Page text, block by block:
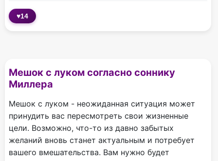
♥14
Мешок с луком согласно соннику
Миллера
Мешок с луком - неожиданная ситуация может
принудить вас пересмотреть свои жизненные
цели. Возможно, что-то из давно забытых
желаний вновь станет актуальным и потребует
вашего вмешательства. Вам нужно будет